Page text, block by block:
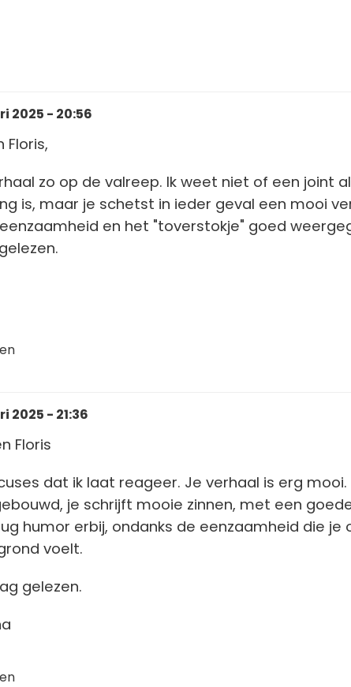
2025 - 20:56
Floris,
zo op de valreep. Ik weet niet of een joint
is, maar je schetst in ieder geval een mooi
en het "toverstokje" goed
2025 - 21:36
Floris
dat ik laat reageer. Je verhaal is erg mooi.
je schrijft mooie zinnen, met een
humor erbij, ondanks de eenzaamheid die je
voelt.
gelezen.